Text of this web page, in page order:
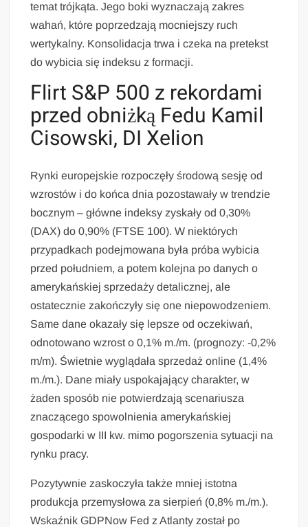
temat trójkąta. Jego boki wyznaczają zakres
wahań, które poprzedzają mocniejszy ruch
wertykalny. Konsolidacja trwa i czeka na pretekst
do wybicia się indeksu z formacji.
Flirt S&P 500 z rekordami
przed obniżką Fedu Kamil
Cisowski, DI Xelion
Rynki europejskie rozpoczęły środową sesję od
wzrostów i do końca dnia pozostawały w trendzie
bocznym – główne indeksy zyskały od 0,30%
(DAX) do 0,90% (FTSE 100). W niektórych
przypadkach podejmowana była próba wybicia
przed południem, a potem kolejna po danych o
amerykańskiej sprzedaży detalicznej, ale
ostatecznie zakończyły się one niepowodzeniem.
Same dane okazały się lepsze od oczekiwań,
odnotowano wzrost o 0,1% m./m. (prognozy: -0,2%
m/m). Świetnie wyglądała sprzedaż online (1,4%
m./m.). Dane miały uspokajający charakter, w
żaden sposób nie potwierdzają scenariusza
znaczącego spowolnienia amerykańskiej
gospodarki w III kw. mimo pogorszenia sytuacji na
rynku pracy.
Pozytywnie zaskoczyła także mniej istotna
produkcja przemysłowa za sierpień (0,8% m./m.).
Wskaźnik GDPNow Fed z Atlanty został po